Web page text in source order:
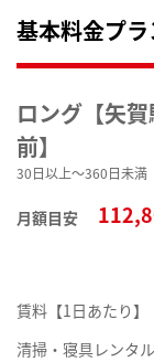
基本料金プラ
ロング【矢
前】
30日以上～360日未満
月額目安
賃料【1日あたり】
清掃・寝具レンタ